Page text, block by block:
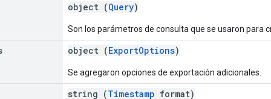
object (Query)
Son los parámetros de consulta que se usaron para
object (ExportOptions)
Se agregaron opciones de exportación adicionales.
string (Timestamp format)